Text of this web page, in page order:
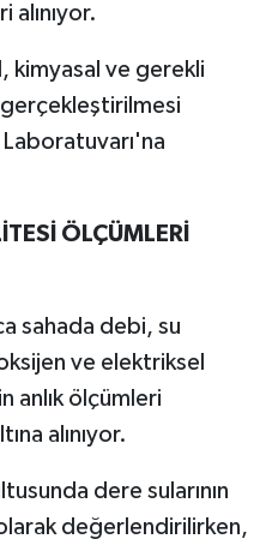
kimyasal ve gerekli
ÖLÇÜMLERİ
sahada debi, su
ve elektriksel
anlık ölçümleri
alınıyor.
dere sularının
değerlendirilirken,